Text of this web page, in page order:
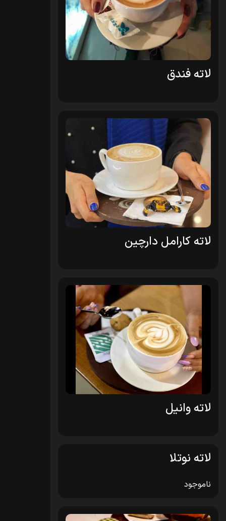
لاته فندق
لاته کارامل دارچین
لاته وانیل
لاته نوتلا
ناموجود